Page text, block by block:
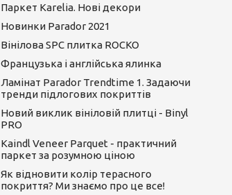
Паркет Karelia. Нові декори
Новинки Parador 2021
Вінілова SPC плитка ROCKO
Французька і англійська ялинка
Ламінат Parador Trendtime 1. Задаючи
тренди підлогових покриттів
Новий виклик вініловій плитці - Binyl
PRO
Kaindl Veneer Parquet - практичний
паркет за розумною ціною
Як відновити колір терасного
покриття? Ми знаємо про це все!